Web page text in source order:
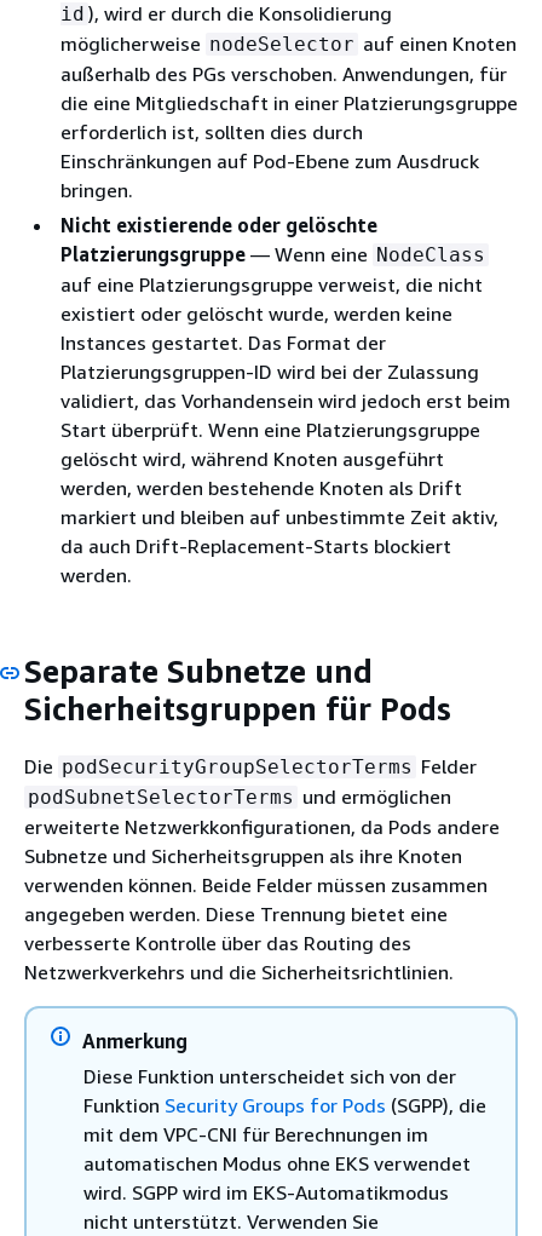
id ), wird er durch die Konsolidierung
möglicherweise nodeSelector auf einen Knoten
außerhalb des PGs verschoben. Anwendungen, für
die eine Mitgliedschaft in einer Platzierungsgruppe
erforderlich ist, sollten dies durch
Einschränkungen auf Pod-Ebene zum Ausdruck
bringen.
Nicht existierende oder gelöschte
Platzierungsgruppe — Wenn eine NodeClass
auf eine Platzierungsgruppe verweist, die nicht
existiert oder gelöscht wurde, werden keine
Instances gestartet. Das Format der
Platzierungsgruppen-ID wird bei der Zulassung
validiert, das Vorhandensein wird jedoch erst beim
Start überprüft. Wenn eine Platzierungsgruppe
gelöscht wird, während Knoten ausgeführt
werden, werden bestehende Knoten als Drift
markiert und bleiben auf unbestimmte Zeit aktiv,
da auch Drift-Replacement-Starts blockiert
werden.
Separate Subnetze und
Sicherheitsgruppen für Pods
Die podSecurityGroupSelectorTerms Felder
podSubnetSelectorTerms und ermöglichen
erweiterte Netzwerkkonfigurationen, da Pods andere
Subnetze und Sicherheitsgruppen als ihre Knoten
verwenden können. Beide Felder müssen zusammen
angegeben werden. Diese Trennung bietet eine
verbesserte Kontrolle über das Routing des
Netzwerkverkehrs und die Sicherheitsrichtlinien.
Anmerkung
Diese Funktion unterscheidet sich von der
Funktion Security Groups for Pods (SGPP), die
mit dem VPC-CNI für Berechnungen im
automatischen Modus ohne EKS verwendet
wird. SGPP wird im EKS-Automatikmodus
nicht unterstützt. Verwenden Sie